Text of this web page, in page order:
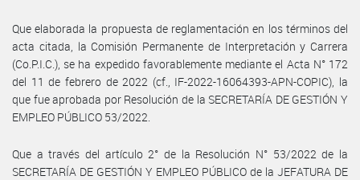
Que elaborada la propuesta de reglamentación en los términos del
acta citada, la Comisión Permanente de Interpretación y Carrera
(Co.P.I.C.), se ha expedido favorablemente mediante el Acta N° 172
del 11 de febrero de 2022 (cf., IF-2022-16064393-APN-COPIC), la
que fue aprobada por Resolución de la SECRETARÍA DE GESTIÓN Y
EMPLEO PÚBLICO 53/2022.
Que a través del artículo 2° de la Resolución N° 53/2022 de la
SECRETARÍA DE GESTIÓN Y EMPLEO PÚBLICO de la JEFATURA DE